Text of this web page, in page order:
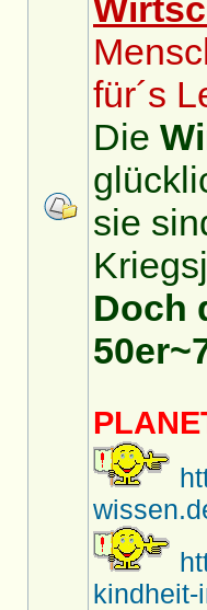
für´s
Die
sie
Doch
kindheit-